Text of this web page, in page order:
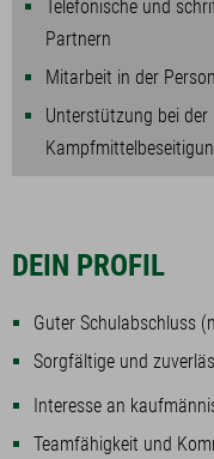
Telefonische und
Partnern
Mitarbeit in der
Unterstützung bei
DEIN PROFIL
Guter Schulabschluss
Sorgfältige und
Interesse an
Teamfähigkeit und